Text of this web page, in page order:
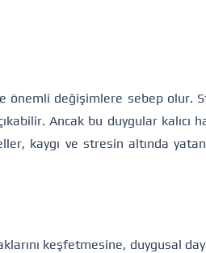
değişimlere sebep olur.
Ancak bu duygular kalıcı
kaygı ve stresin altında yatan
keşfetmesine, duygusal